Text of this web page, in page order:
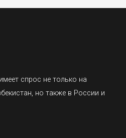
спрос не только на
но также в России и